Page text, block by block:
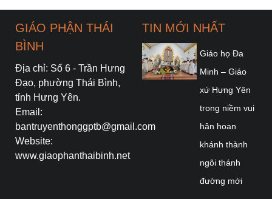
Thứ Ba tuần XVIII Thường Niên/
Giáo phận Thái Bình
Thứ Hai tuần XVIII Thường Niên/
Gia đình cầu nguyện với Lời Chúa/
Chúa Nhật tuần XVIII TN - Năm A/
Gia đình cầu nguyện với Lời Chúa/
GIÁO PHẬN THÁI
BÌNH
Địa chỉ: Số 6 - Trần Hưng
Đạo, phường Thái Bình,
tỉnh Hưng Yên.
Email:
bantruyenthonggptb@gmail.com
Website:
www.giaophanthaibinh.net
TIN MỚI NHẤT
Giáo họ Đa
Minh – Giáo
xứ Hưng Yên
trong niềm vui
hân hoan
khánh thành
ngôi thánh
đường mới